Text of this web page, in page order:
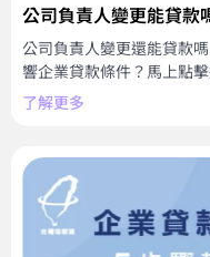
公司負責人變更能貸款
公司負責人變更還能貸款
響企業貸款條件？馬上點
了解更多